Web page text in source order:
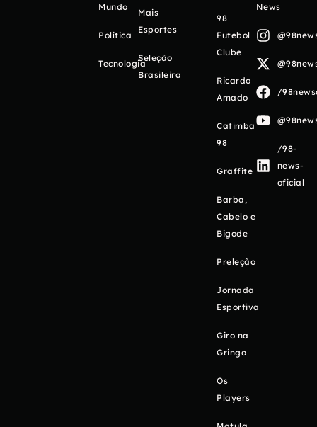
Mundo
Política
Tecnologia
Mais
Esportes
Seleção
Brasileira
98
Futebol
Clube
Ricardo
Amado
Catimba
98
Graffite
Barba,
Cabelo e
Bigode
Preleção
Jornada
Esportiva
Giro na
Gringa
Os
Players
News
/
/98-
news-
oficial